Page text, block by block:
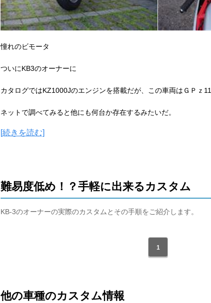
憧れのビモータ
ついにKB3のオーナーに
カタログではKZ1000Jのエンジンを搭載だが、この車両はＧＰｚ
ネットで調べてみると他にも何台か存在するみたいだ。
[続きを読む]
難易度低め！？手軽に出来るカスタム
KB-3のオーナーの実際のカスタムとその手順をご紹介します。
1
他の車種のカスタム情報